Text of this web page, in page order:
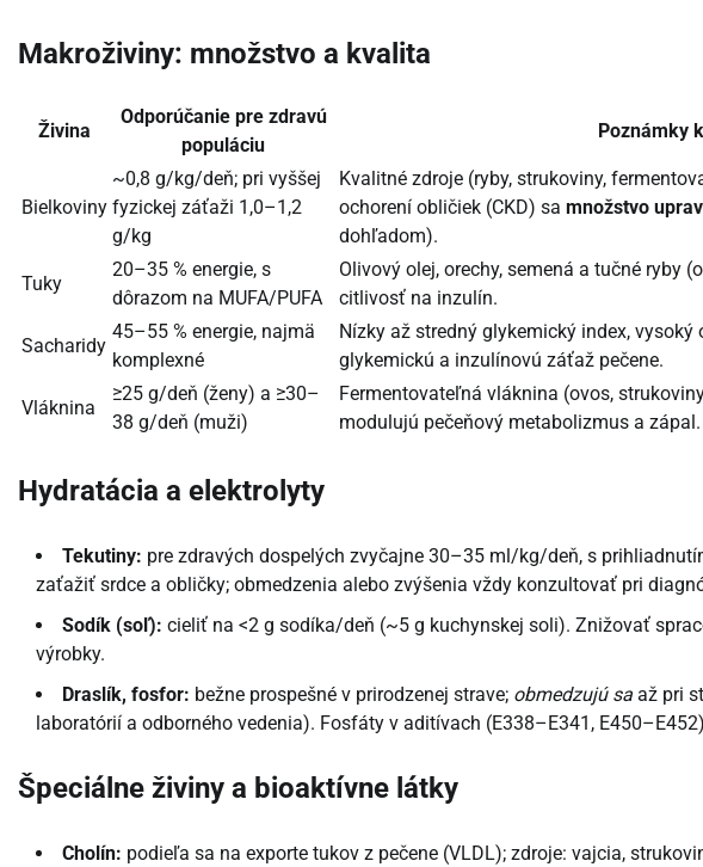
Makroživiny: množstvo a kvalita
Živina
Odporúčanie pre zdravú
populáciu
Poznámky
Bielkoviny
~0,8 g/kg/deň; pri vyššej
fyzickej záťaži 1,0–1,2
g/kg
Kvalitné zdroje (ryby, strukoviny,
ochorení obličiek (CKD) sa množstvo
dohľadom).
Tuky
20–35 % energie, s
dôrazom na MUFA/PUFA
Olivový olej, orechy, semená a tučné ryby
citlivosť na inzulín.
Sacharidy
45–55 % energie, najmä
komplexné
Nízky až stredný glykemický index,
glykemickú a inzulínovú záťaž pečene.
Vláknina
≥25 g/deň (ženy) a ≥30–
38 g/deň (muži)
Fermentovateľná vláknina (ovos,
modulujú pečeňový metabolizmus a zápal.
Hydratácia a elektrolyty
Tekutiny: pre zdravých dospelých zvyčajne 30–35 ml/kg/deň, s
zaťažiť srdce a obličky; obmedzenia alebo zvýšenia vždy konzultovať pri
Sodík (soľ): cieliť na <2 g sodíka/deň (~5 g kuchynskej soli). Znižovať
výrobky.
Draslík, fosfor: bežne prospešné v prirodzenej strave; obmedzujú sa až pri
laboratórií a odborného vedenia). Fosfáty v aditívach (E338–E341,
Špeciálne živiny a bioaktívne látky
Cholín: podieľa sa na exporte tukov z pečene (VLDL); zdroje: vajcia,